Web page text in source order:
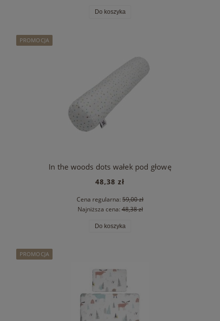
Do koszyka
In the woods dots wałek pod głowę
48,38 zł
Cena regularna: 59,00 zł
Najniższa cena:48,38 zł
Do koszyka
PROMOCJA
PROMOCJA